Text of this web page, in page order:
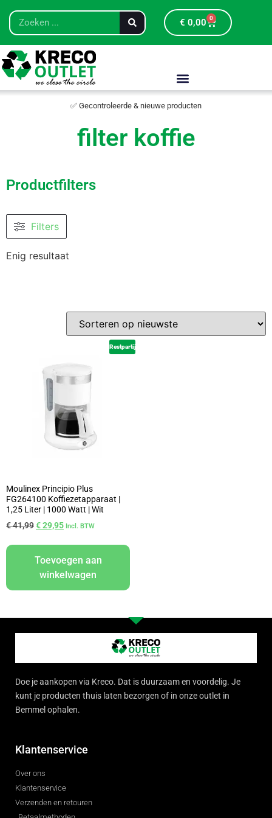
€ 0,00 0
✅ Gecontroleerde & nieuwe producten
filter koffie
Productfilters
Filters
Enig resultaat
Restpartij
Moulinex Principio Plus
FG264100 Koffiezetapparaat |
1,25 Liter | 1000 Watt | Wit
€41,99€29,95 Incl. BTW
Toevoegen aan
winkelwagen
Doe je aankopen via Kreco. Dat is duurzaam en voordelig. Je
kunt je producten thuis laten bezorgen of in onze outlet in
Bemmel ophalen.
Klantenservice
Over ons
Klantenservice
Verzenden en retouren